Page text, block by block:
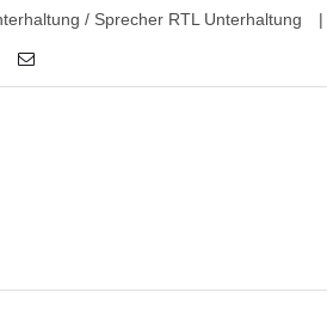
/ Sprecher RTL Unterhaltung |